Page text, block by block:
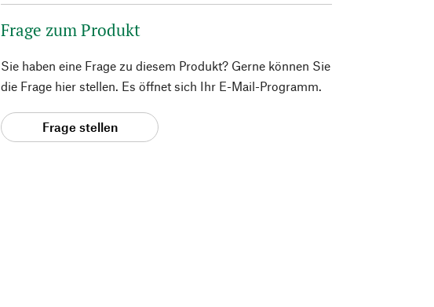
Frage zum Produkt
Sie haben eine Frage zu diesem Produkt? Gerne können Sie
die Frage hier stellen. Es öffnet sich Ihr E-Mail-Programm.
Frage stellen